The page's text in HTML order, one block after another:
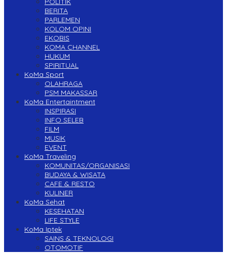
BERITA
PARLEMEN
KOLOM OPINI
EKOBIS
KOMA CHANNEL
HUKUM
SPIRITUAL
KoMa Sport
OLAHRAGA
PSM MAKASSAR
KoMa Entertaintment
INSPIRASI
INFO SELEB
FILM
MUSIK
EVENT
KoMa Traveling
KOMUNITAS/ORGANISASI
BUDAYA & WISATA
CAFE & RESTO
KULINER
KoMa Sehat
KESEHATAN
LIFE STYLE
KoMa Iptek
SAINS & TEKNOLOGI
OTOMOTIF